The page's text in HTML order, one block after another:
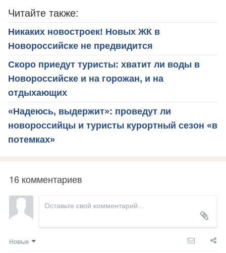
Читайте также:
Никаких новостроек! Новых ЖК в
Новороссийске не предвидится
Скоро приедут туристы: хватит ли воды в
Новороссийске и на горожан, и на
отдыхающих
«Надеюсь, выдержит»: проведут ли
новороссийцы и туристы курортный сезон «в
потемках»
16 комментариев
Новые